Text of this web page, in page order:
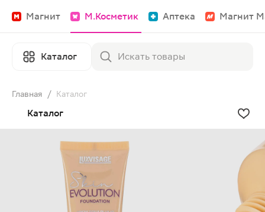
Магнит М.Косметик Аптека Магнит
Каталог
Главная / Каталог
Каталог